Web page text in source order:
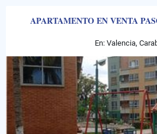
APARTAMENTO EN VENTA
En: Valencia,